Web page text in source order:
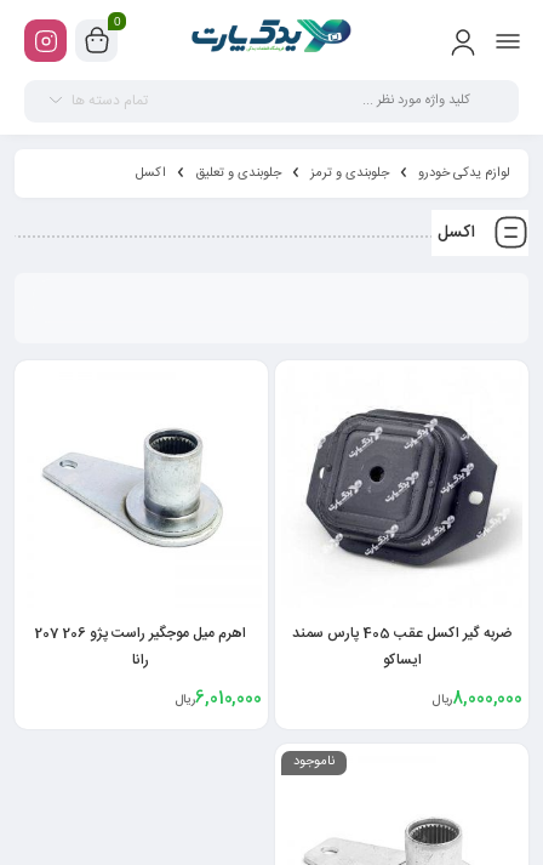
0
تمام دسته ها
لوازم یدکی خودرو جلوبندی و ترمز جلوبندی و تعلیق اکسل
اکسل
ضربه گیر اکسل عقب 405 پارس سمند
ایساکو
8,000,000ریال
اهرم میل موجگیر راست پژو 206 207
رانا
6,010,000ریال
ناموجود